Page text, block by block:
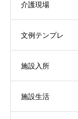
介護現場
文例テンプレ
施設入所
施設生活